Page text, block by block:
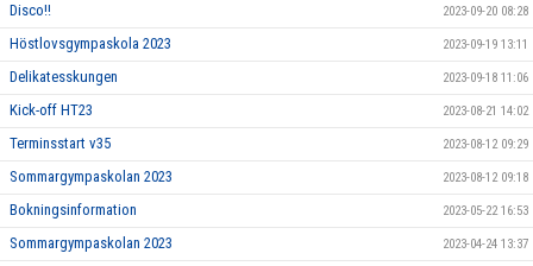
Disco!! 2023-09-20 08:28
Höstlovsgympaskola 2023 2023-09-19 13:11
Delikatesskungen 2023-09-18 11:06
Kick-off HT23 2023-08-21 14:02
Terminsstart v35 2023-08-12 09:29
Sommargympaskolan 2023 2023-08-12 09:18
Bokningsinformation 2023-05-22 16:53
Sommargympaskolan 2023 2023-04-24 13:37